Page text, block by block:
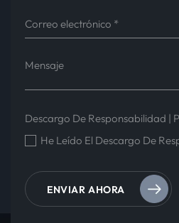
Descargo De Responsabilidad |
He Leído El Descargo De